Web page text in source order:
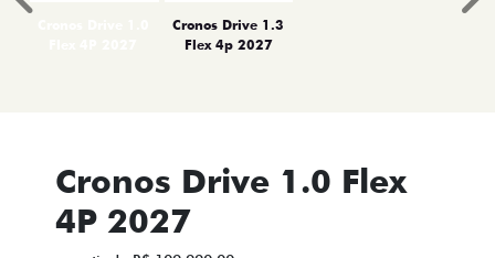
Cronos Drive 1.3
Flex 4p 2027
Anterior
Cronos Drive 1.0 Flex
4P 2027